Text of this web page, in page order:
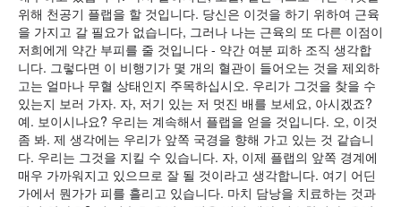
위해 천공기 플랩을 할 것입니다. 당신은 이것을 하기 위하여 근육
을 가지고 갈 필요가 없습니다, 그러나 나는 근육의 또 다른 이점이
저희에게 약간 부피를 줄 것입니다 - 약간 여분 피하 조직 생각합
니다. 그렇다면 이 비행기가 몇 개의 혈관이 들어오는 것을 제외하
고는 얼마나 무혈 상태인지 주목하십시오. 우리가 그것을 찾을 수
있는지 보러 가자. 자, 저기 있는 저 멋진 배를 보세요, 아시겠죠?
예. 보이시나요? 우리는 계속해서 플랩을 얻을 것입니다. 오, 이것
좀 봐. 제 생각에는 우리가 앞쪽 국경을 향해 가고 있는 것 같습니
다. 우리는 그것을 지킬 수 있습니다. 자, 이제 플랩의 앞쪽 경계에
매우 가까워지고 있으므로 잘 될 것이라고 생각합니다. 여기 어딘
가에서 뭔가가 피를 흘리고 있습니다. 마치 담낭을 치료하는 것과